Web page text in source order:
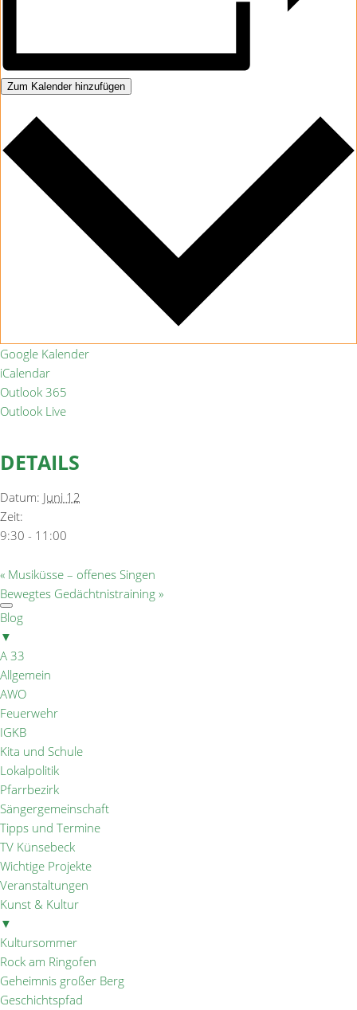
Zum Kalender hinzufügen
Google Kalender
iCalendar
Outlook 365
Outlook Live
DETAILS
Datum: Juni 12
Zeit:
9:30 - 11:00
« Musiküsse – offenes Singen
Bewegtes Gedächtnistraining »
Blog
▼
A 33
Allgemein
AWO
Feuerwehr
IGKB
Kita und Schule
Lokalpolitik
Pfarrbezirk
Sängergemeinschaft
Tipps und Termine
TV Künsebeck
Wichtige Projekte
Veranstaltungen
Kunst & Kultur
▼
Kultursommer
Rock am Ringofen
Geheimnis großer Berg
Geschichtspfad